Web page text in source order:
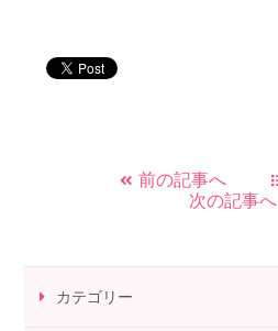
前の記事へ
次の記事へ
カテゴリー